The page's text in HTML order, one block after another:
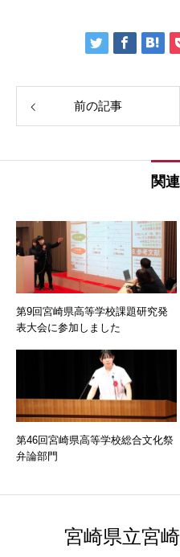
前の記事
関
第9回宮崎県高等学校課題研究発
表大会に参加しました
第46回宮崎県高等学校総合文化祭
弁論部門
宮崎県立宮